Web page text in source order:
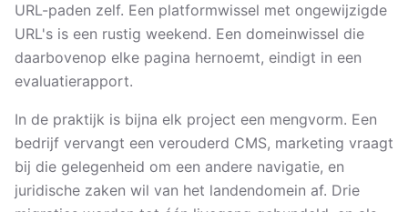
URL-paden zelf. Een platformwissel met ongewijzigde
URL's is een rustig weekend. Een domeinwissel die
daarbovenop elke pagina hernoemt, eindigt in een
evaluatierapport.
In de praktijk is bijna elk project een mengvorm. Een
bedrijf vervangt een verouderd CMS, marketing vraagt
bij die gelegenheid om een andere navigatie, en
juridische zaken wil van het landendomein af. Drie